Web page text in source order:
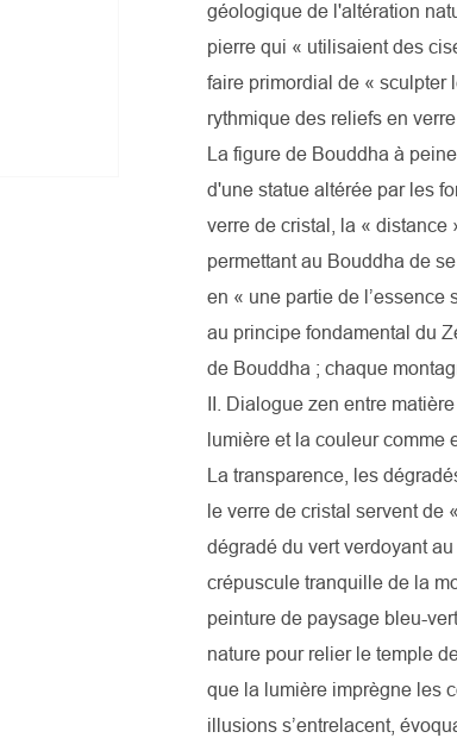
géologique de l'altération
pierre qui « utilisaient des
faire primordial de « sculpter
rythmique des reliefs en
La figure de Bouddha à
d'une statue altérée par les
verre de cristal, la « distance
permettant au Bouddha de
en « une partie de
au principe fondamental du
de Bouddha ; chaque
II. Dialogue zen entre
lumière et la couleur comme
La transparence, les
le verre de cristal servent de
dégradé du vert verdoyant
crépuscule tranquille de la
peinture de paysage bleu-
nature pour relier le temple
que la lumière imprègne les
illusions s’entrelacent,